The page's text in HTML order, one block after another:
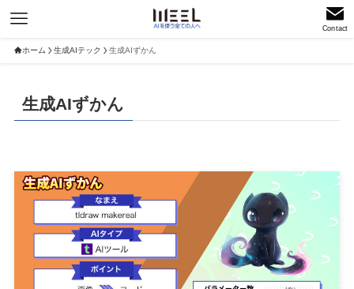
Contact
ホーム 生成AIテック 生成AIずかん
生成AIずかん